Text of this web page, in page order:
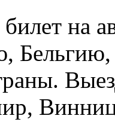
билет на